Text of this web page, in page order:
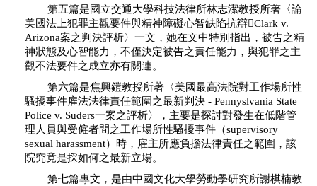
第五篇是國立交通大學科技法律所林志潔教授所著〈論
美國法上犯罪主觀要件與精神障礙心智缺陷抗辯Clark v.
Arizona案之判決評析〉一文，她在文中特別指出，被告之精
神狀態及心智能力，不僅決定被告之責任能力，與犯罪之主
觀不法要件之成立亦有關連。
第六篇是焦興鎧教授所著〈美國最高法院對工作場所性
騷擾事件雇法法律責任範圍之最新判決 - Pennyslvania State
Police v. Suders一案之評析〉，主要是探討對發生在低階管
理人員與受僱者間之工作場所性騷擾事件（supervisory
sexual harassment）時，雇主所應負擔法律責任之範圍，該
院究竟是採如何之最新立場。
第七篇專文，是由中國文化大學勞動學研究所謝棋楠教